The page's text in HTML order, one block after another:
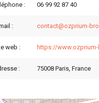
: 06 99 92 87 40
: contact@ozprium-
web : https://
: 75008 Paris, France